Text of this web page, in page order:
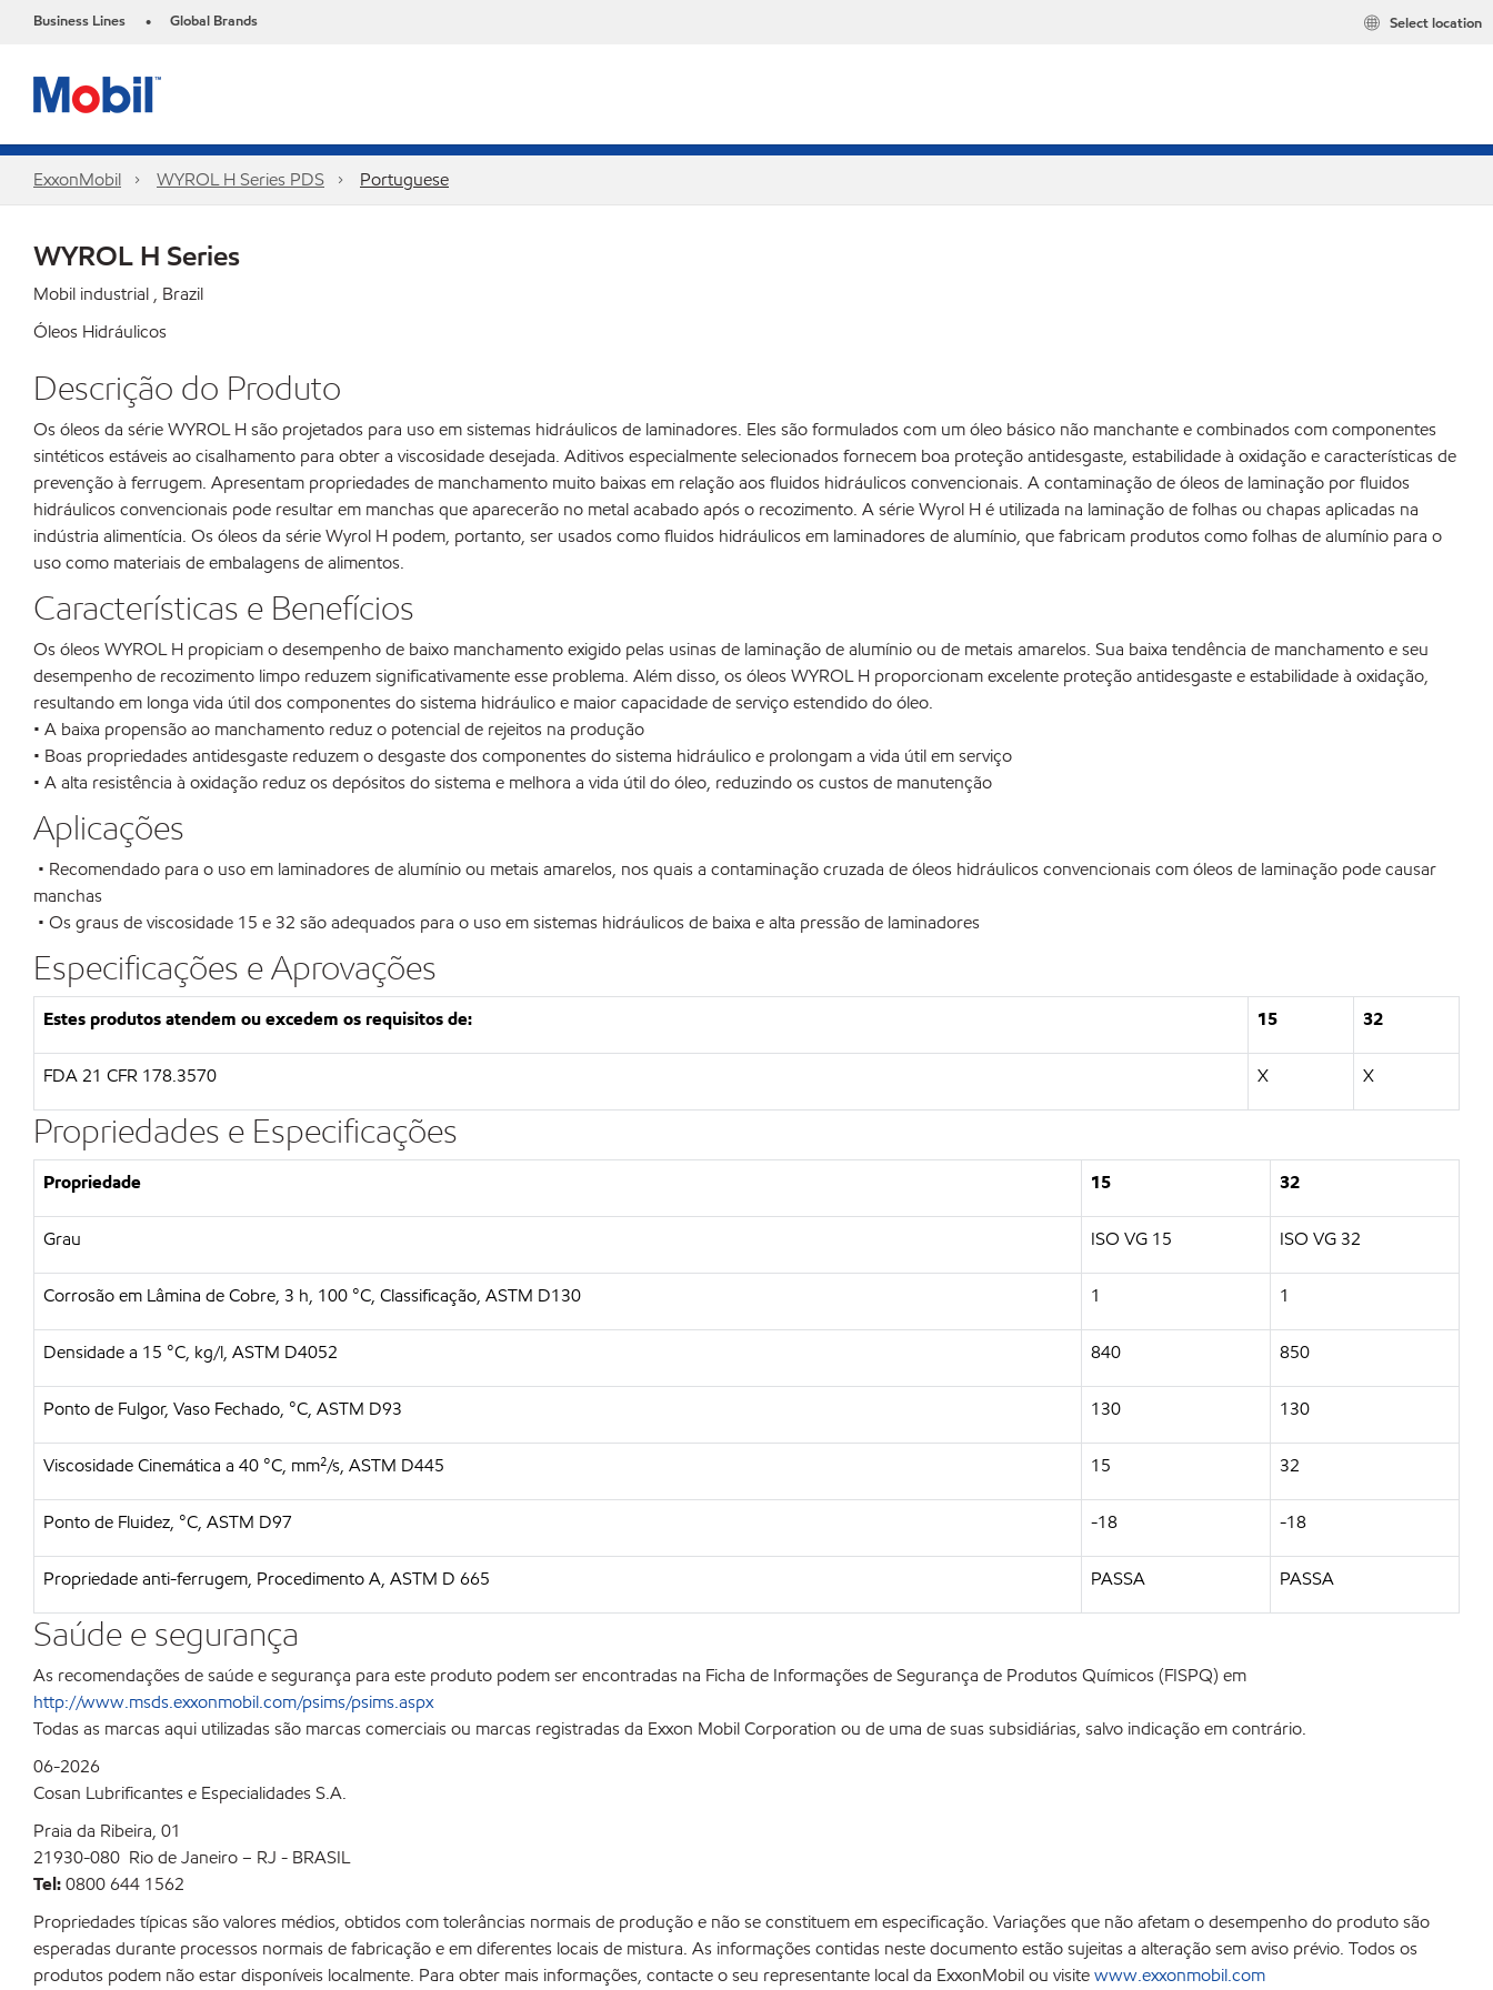
Business Lines • Global Brands Select location
ExxonMobil WYROL H Series PDS Portuguese
WYROL H Series
Mobil industrial , Brazil
Óleos Hidráulicos
Descrição do Produto
Os óleos da série WYROL H são projetados para uso em sistemas hidráulicos de laminadores. Eles são formulados com um óleo básico não manchante e combinados com componentes
sintéticos estáveis ao cisalhamento para obter a viscosidade desejada. Aditivos especialmente selecionados fornecem boa proteção antidesgaste, estabilidade à oxidação e características de
prevenção à ferrugem. Apresentam propriedades de manchamento muito baixas em relação aos fluidos hidráulicos convencionais. A contaminação de óleos de laminação por fluidos
hidráulicos convencionais pode resultar em manchas que aparecerão no metal acabado após o recozimento. A série Wyrol H é utilizada na laminação de folhas ou chapas aplicadas na
indústria alimentícia. Os óleos da série Wyrol H podem, portanto, ser usados como fluidos hidráulicos em laminadores de alumínio, que fabricam produtos como folhas de alumínio para o
uso como materiais de embalagens de alimentos.
Características e Benefícios
Os óleos WYROL H propiciam o desempenho de baixo manchamento exigido pelas usinas de laminação de alumínio ou de metais amarelos. Sua baixa tendência de manchamento e seu
desempenho de recozimento limpo reduzem significativamente esse problema. Além disso, os óleos WYROL H proporcionam excelente proteção antidesgaste e estabilidade à oxidação,
resultando em longa vida útil dos componentes do sistema hidráulico e maior capacidade de serviço estendido do óleo.
• A baixa propensão ao manchamento reduz o potencial de rejeitos na produção
• Boas propriedades antidesgaste reduzem o desgaste dos componentes do sistema hidráulico e prolongam a vida útil em serviço
• A alta resistência à oxidação reduz os depósitos do sistema e melhora a vida útil do óleo, reduzindo os custos de manutenção
Aplicações
• Recomendado para o uso em laminadores de alumínio ou metais amarelos, nos quais a contaminação cruzada de óleos hidráulicos convencionais com óleos de laminação pode causar
manchas
• Os graus de viscosidade 15 e 32 são adequados para o uso em sistemas hidráulicos de baixa e alta pressão de laminadores
Especificações e Aprovações
Estes produtos atendem ou excedem os requisitos de: 15 32
FDA 21 CFR 178.3570 X X
Propriedades e Especificações
Propriedade 15 32
Grau ISO VG 15 ISO VG 32
Corrosão em Lâmina de Cobre, 3 h, 100 °C, Classificação, ASTM D130 1 1
Densidade a 15 °C, kg/l, ASTM D4052 840 850
Ponto de Fulgor, Vaso Fechado, °C, ASTM D93 130 130
Viscosidade Cinemática a 40 °C, mm²/s, ASTM D445 15 32
Ponto de Fluidez, °C, ASTM D97 -18 -18
Propriedade anti-ferrugem, Procedimento A, ASTM D 665 PASSA PASSA
Saúde e segurança
As recomendações de saúde e segurança para este produto podem ser encontradas na Ficha de Informações de Segurança de Produtos Químicos (FISPQ) em
http://www.msds.exxonmobil.com/psims/psims.aspx
Todas as marcas aqui utilizadas são marcas comerciais ou marcas registradas da Exxon Mobil Corporation ou de uma de suas subsidiárias, salvo indicação em contrário.
06-2026
Cosan Lubrificantes e Especialidades S.A.
Praia da Ribeira, 01
21930-080 Rio de Janeiro – RJ - BRASIL
Tel:0800 644 1562
Propriedades típicas são valores médios, obtidos com tolerâncias normais de produção e não se constituem em especificação. Variações que não afetam o desempenho do produto são
esperadas durante processos normais de fabricação e em diferentes locais de mistura. As informações contidas neste documento estão sujeitas a alteração sem aviso prévio. Todos os
produtos podem não estar disponíveis localmente. Para obter mais informações, contacte o seu representante local da ExxonMobil ou visitewww.exxonmobil.com